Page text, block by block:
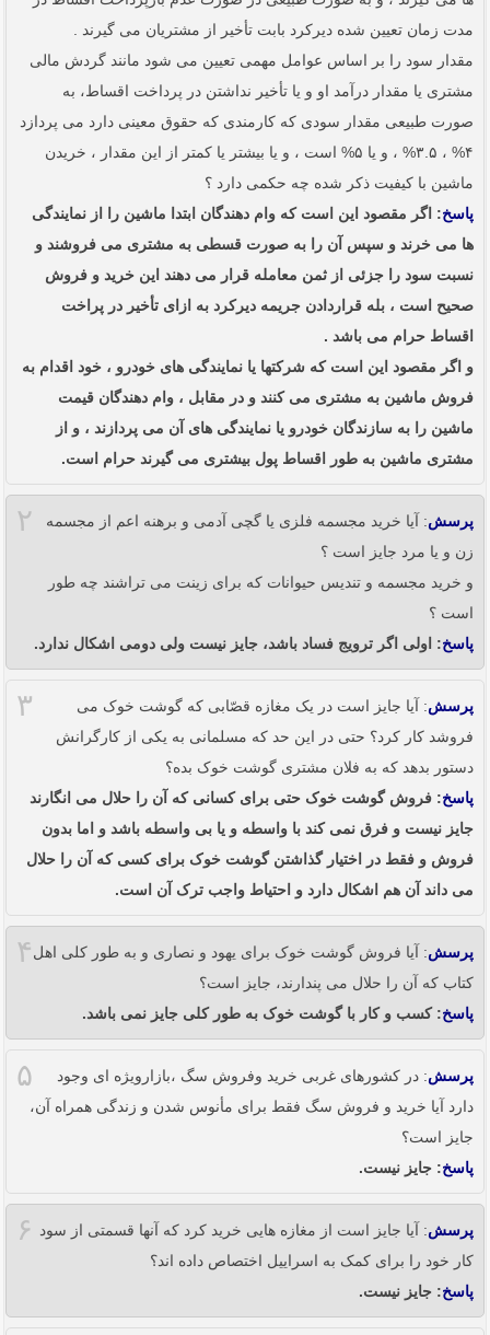
مدت زمان تعیین شده دیرکرد بابت تأخیر از مشتریان می گیرند .
مقدار سود را بر اساس عوامل مهمی تعیین می شود مانند گردش مالی
مشتری یا مقدار درآمد او و یا تأخیر نداشتن در پرداخت اقساط، به
صورت طبیعی مقدار سودی که کارمندی که حقوق معینی دارد می پردازد
۴% ، ۳.۵% ، و یا ۵% است ، و یا بیشتر یا کمتر از این مقدار ، خریدن
ماشین با کیفیت ذکر شده چه حکمی دارد ؟
پاسخ: اگر مقصود این است که وام دهندگان ابتدا ماشین را از نمایندگی
ها می خرند و سپس آن را به صورت قسطی به مشتری می فروشند و
نسبت سود را جزئی از ثمن معامله قرار می دهند این خرید و فروش
صحیح است ، بله قراردادن جریمه دیرکرد به ازای تأخیر در پراخت
اقساط حرام می باشد .
و اگر مقصود این است که شرکتها یا نمایندگی های خودرو ، خود اقدام به
فروش ماشین به مشتری می کنند و در مقابل ، وام دهندگان قیمت
ماشین را به سازندگان خودرو یا نمایندگی های آن می پردازند ، و از
مشتری ماشین به طور اقساط پول بیشتری می گیرند حرام است.
۲ پرسش: آیا خرید مجسمه فلزی یا گچی آدمی و برهنه اعم از مجسمه
زن و یا مرد جایز است ؟
و خرید مجسمه و تندیس حیوانات که برای زینت می تراشند چه طور
است ؟
پاسخ: اولی اگر ترویج فساد باشد، جایز نیست ولی دومی اشکال ندارد.
۳ پرسش: آیا جایز است در یک مغازه قصّابی که گوشت خوک می
فروشد کار کرد؟ حتی در این حد که مسلمانی به یکی از کارگرانش
دستور بدهد که به فلان مشتری گوشت خوک بده؟
پاسخ: فروش گوشت خوک حتی برای کسانی که آن را حلال می انگارند
جایز نیست و فرق نمی کند با واسطه و یا بی واسطه باشد و اما بدون
فروش و فقط در اختیار گذاشتن گوشت خوک برای کسی که آن را حلال
می داند آن هم اشکال دارد و احتیاط واجب ترک آن است.
۴ پرسش: آیا فروش گوشت خوک برای یهود و نصاری و به طور کلی اهل
کتاب که آن را حلال می پندارند، جایز است؟
پاسخ: کسب و کار با گوشت خوک به طور کلی جایز نمی باشد.
۵ پرسش: در کشورهای غربی خرید وفروش سگ ،بازارویژه ای وجود
دارد آیا خرید و فروش سگ فقط برای مأنوس شدن و زندگی همراه آن،
جایز است؟
پاسخ: جایز نیست.
۶ پرسش: آیا جایز است از مغازه هایی خرید کرد که آنها قسمتی از سود
کار خود را برای کمک به اسراییل اختصاص داده اند؟
پاسخ: جایز نیست.